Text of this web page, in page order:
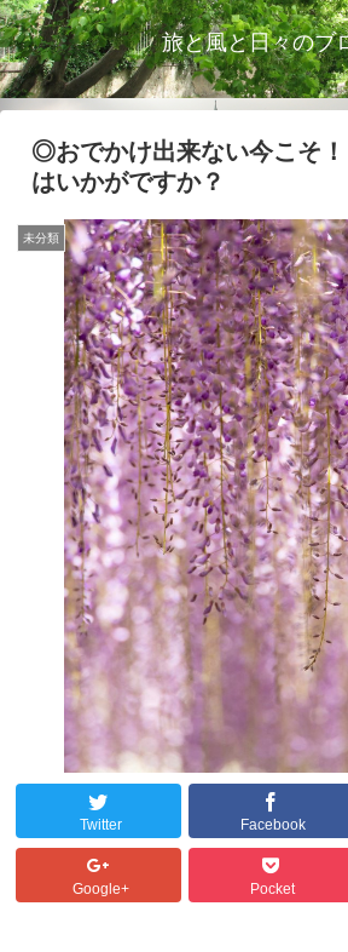
旅と風と日々のブ
◎おでかけ出来ない今こそ！
はいかがですか？
未分類
Twitter Facebook
Google+ Pocket